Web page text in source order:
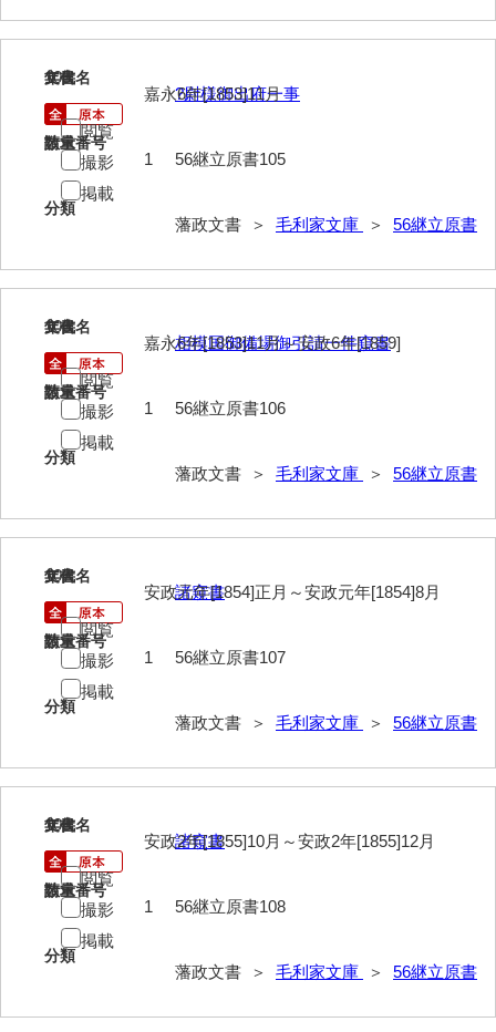
63馬関戦争一件
64京師変動一件
66四境戦争一件
69年度別史料
70年度別書翰
72他藩人日記
73藩臣履歴
76速記類
79太政官日誌
*1朝廷
*4毛利家
105
文書名
?尉様御出府一事
請求番号
56継立原書105
分類
藩政文書 ＞ 毛利家文庫 ＞ 56継立原書
年代
嘉永6年[1853]11月
数量
1
閲覧
撮影
掲載
106
文書名
相模国御備場御引請一件窺書
請求番号
56継立原書106
分類
藩政文書 ＞ 毛利家文庫 ＞ 56継立原書
年代
嘉永6年[1853]11月～安政6年[1859]
数量
1
閲覧
撮影
掲載
107
文書名
諸窺書
請求番号
56継立原書107
分類
藩政文書 ＞ 毛利家文庫 ＞ 56継立原書
年代
安政元年[1854]正月～安政元年[1854]8月
数量
1
閲覧
撮影
掲載
108
文書名
諸窺書
請求番号
56継立原書108
分類
藩政文書 ＞ 毛利家文庫 ＞ 56継立原書
年代
安政2年[1855]10月～安政2年[1855]12月
数量
1
閲覧
撮影
掲載